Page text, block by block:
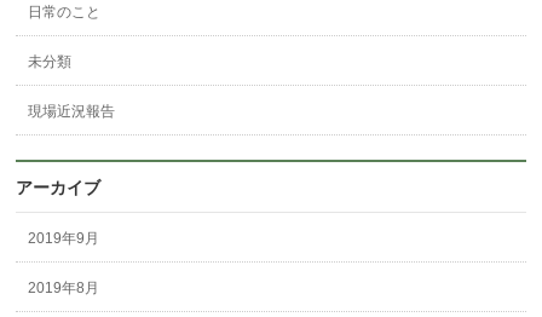
日常のこと
未分類
現場近況報告
アーカイブ
2019年9月
2019年8月